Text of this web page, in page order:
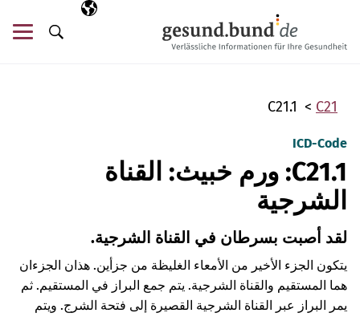
اللغة المختارة
AR
البحث
C21
C21.1
ICD-Code
C21.1: ورم خبيث: القناة
الشرجية
لقد أصبت بسرطان في القناة الشرجية.
يتكون الجزء الأخير من الأمعاء الغليظة من جزأين. هذان الجزءان
هما المستقيم والقناة الشرجية. يتم جمع البراز في المستقيم. ثم
يمر البراز عبر القناة الشرجية القصيرة إلى فتحة الشرج. ويتم